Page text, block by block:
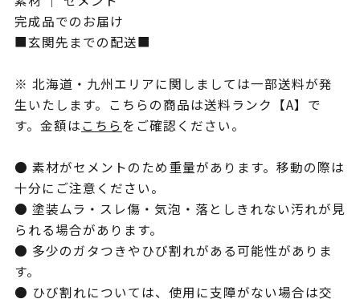
完成品でのお届け
■玄関先までの配送■
※ 北海道・九州エリアに関しましては一部送料が発
生いたします。こちらの商品は送料ランク【A】で
す。金額はこちらをご確認ください。
● 素材がセメントのため重量があります。移動の際は
十分にご注意ください。
● 塗装ムラ・スレ傷・気泡・落としきれない汚れが見
られる場合があります。
● 多少のガタつきやひび割れがある可能性がありま
す。
● ひび割れについては、使用に支障がない場合は交